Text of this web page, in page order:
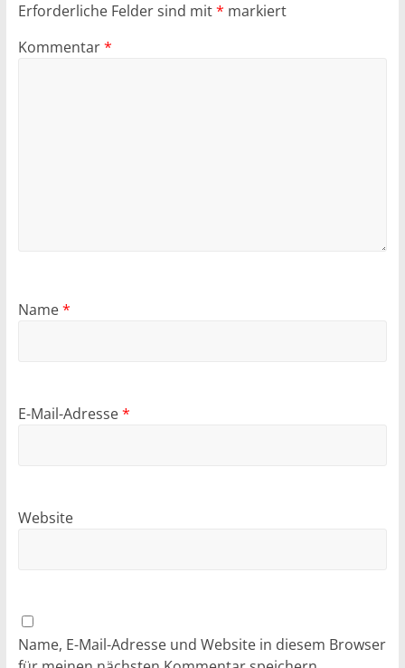
Erforderliche Felder sind mit* markiert
Kommentar*
Name*
E-Mail-Adresse*
Website
Name, E-Mail-Adresse und Website in diesem Browser